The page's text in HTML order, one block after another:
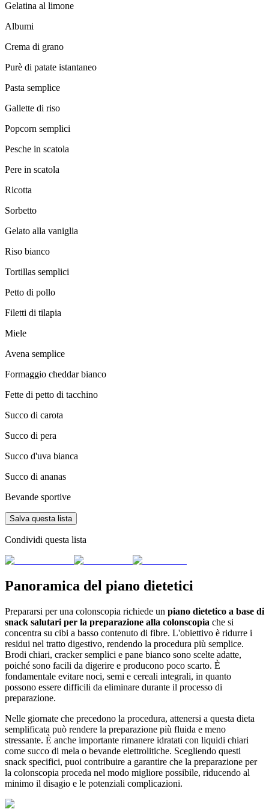
Gelatina al limone
Albumi
Crema di grano
Purè di patate istantaneo
Pasta semplice
Gallette di riso
Popcorn semplici
Pesche in scatola
Pere in scatola
Ricotta
Sorbetto
Gelato alla vaniglia
Riso bianco
Tortillas semplici
Petto di pollo
Filetti di tilapia
Miele
Avena semplice
Formaggio cheddar bianco
Fette di petto di tacchino
Succo di carota
Succo di pera
Succo d'uva bianca
Succo di ananas
Bevande sportive
Salva questa lista
Condividi questa lista
Panoramica del piano dietetici
Prepararsi per una colonscopia richiede un piano dietetico a base di
snack salutari per la preparazione alla colonscopia che si
concentra su cibi a basso contenuto di fibre. L'obiettivo è ridurre i
residui nel tratto digestivo, rendendo la procedura più semplice.
Brodi chiari, cracker semplici e pane bianco sono scelte adatte,
poiché sono facili da digerire e producono poco scarto. È
fondamentale evitare noci, semi e cereali integrali, in quanto
possono essere difficili da eliminare durante il processo di
preparazione.
Nelle giornate che precedono la procedura, attenersi a questa dieta
semplificata può rendere la preparazione più fluida e meno
stressante. È anche importante rimanere idratati con liquidi chiari
come succo di mela o bevande elettrolitiche. Scegliendo questi
snack specifici, puoi contribuire a garantire che la preparazione per
la colonscopia proceda nel modo migliore possibile, riducendo al
minimo il disagio e le potenziali complicazioni.